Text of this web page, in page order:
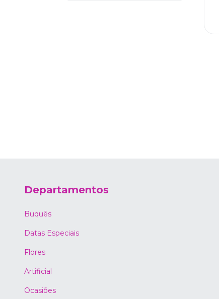
Departamentos
Buquês
Datas Especiais
Flores
Artificial
Ocasiões